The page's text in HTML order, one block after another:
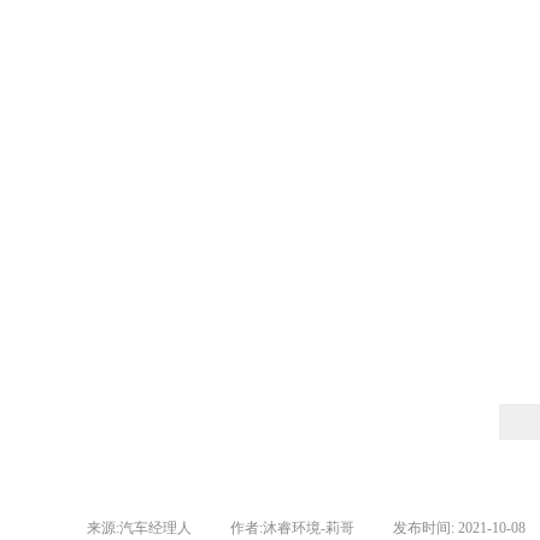
来源:汽车经理人 作者:沐睿环境-莉哥 发布时间: 2021-10-08